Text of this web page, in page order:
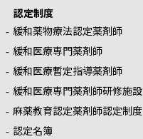
認定制度
緩和薬物療法認定薬剤師
緩和医療専門薬剤師
緩和医療暫定指導薬剤師
緩和医療専門薬剤師研修施設
麻薬教育認定薬剤師認定制度
認定名簿